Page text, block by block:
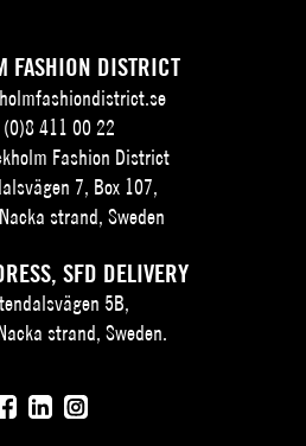
FASHION DISTRICT
411 00 22
Fashion District
7, Box 107,
strand, Sweden
SFD DELIVERY
5B,
strand, Sweden.